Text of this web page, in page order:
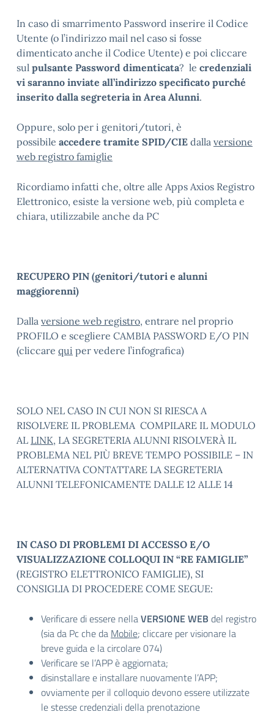
In caso di smarrimento Password inserire il Codice
Utente (o l’indirizzo mail nel caso si fosse
dimenticato anche il Codice Utente) e poi cliccare
sul pulsante Password dimenticata? le credenziali
vi saranno inviate all’indirizzo specificato purché
inserito dalla segreteria in Area Alunni.
Oppure, solo per i genitori/tutori, è
possibile accedere tramite SPID/CIE dalla versione
web registro famiglie
Ricordiamo infatti che, oltre alle Apps Axios Registro
Elettronico, esiste la versione web, più completa e
chiara, utilizzabile anche da PC
RECUPERO PIN (genitori/tutori e alunni
maggiorenni)
Dalla versione web registro, entrare nel proprio
PROFILO e scegliere CAMBIA PASSWORD E/O PIN
(cliccare qui per vedere l’infografica)
SOLO NEL CASO IN CUI NON SI RIESCA A
RISOLVERE IL PROBLEMA COMPILARE IL MODULO
AL LINK, LA SEGRETERIA ALUNNI RISOLVERÀ IL
PROBLEMA NEL PIÙ BREVE TEMPO POSSIBILE – IN
ALTERNATIVA CONTATTARE LA SEGRETERIA
ALUNNI TELEFONICAMENTE DALLE 12 ALLE 14
IN CASO DI PROBLEMI DI ACCESSO E/O
VISUALIZZAZIONE COLLOQUI IN “RE FAMIGLIE”
(REGISTRO ELETTRONICO FAMIGLIE), SI
CONSIGLIA DI PROCEDERE COME SEGUE:
Verificare di essere nellaVERSIONE WEB del registro
(sia da Pc che da Mobile; cliccare per visionare la
breve guida e la circolare 074)
Verificare se l’APP è aggiornata;
disinstallare e installare nuovamente l’APP;
ovviamente per il colloquio devono essere utilizzate
le stesse credenziali della prenotazione